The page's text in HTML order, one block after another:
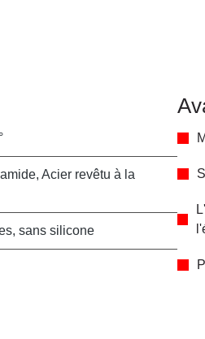
Acier revêtu à la
sans silicone